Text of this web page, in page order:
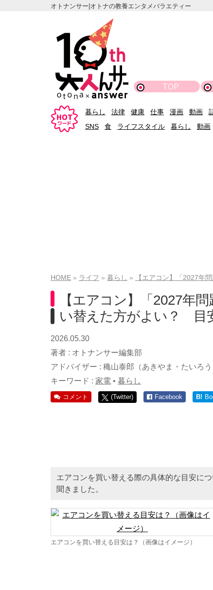
オトナンサー|オトナの教養エンタメバラエティー
TOP
暮らし 法律 健康 仕事 漫画 動画
SNS
食 ライフスタイル 暮らし 動画
HOME ライフ 暮らし 【エアコン】「2027
【エアコン】「2027年
い替えた方がよい？ 目
2026.05.30
著者 : オトナンサー編集部
アドバイザー : 穐山泰郎（あきやま・たいろう
キーワード : 家電 • 暮らし
コメント (Twitter) Facebook B!
エアコンを買い替える際の具体的な目安に
聞きました。
エアコンを買い替える目安は？（画像はイメージ）